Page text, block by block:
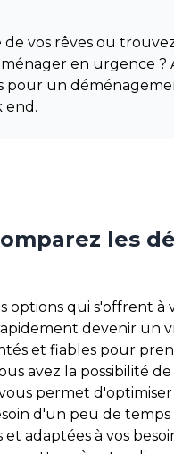
vos rêves ou
en urgence ?
pour un
end.
les
options qui s'offrent à
devenir un
et fiables pour
avez la possibilité de
permet
d'un peu de
adaptées à vos